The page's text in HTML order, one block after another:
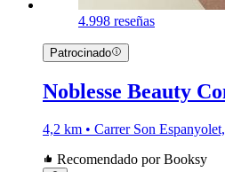
4.998 reseñas
Patrocinado
Noblesse Beauty
4,2 km • Carrer Son
Recomendado por Booksy